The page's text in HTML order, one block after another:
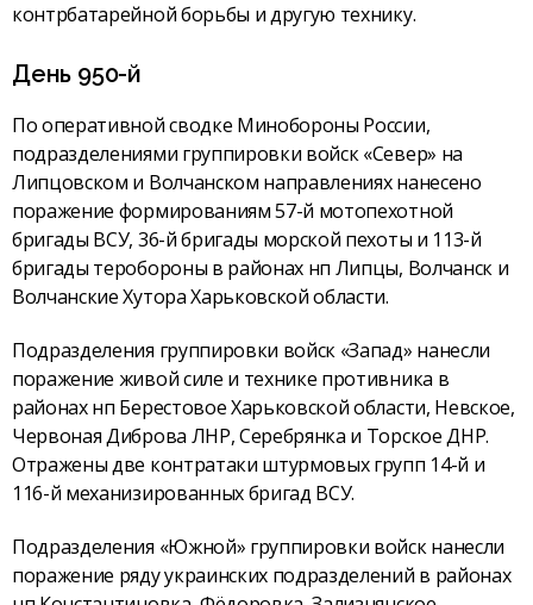
контрбатарейной борьбы и другую технику.
День 950-й
По оперативной сводке Минобороны России,
подразделениями группировки войск «Север» на
Липцовском и Волчанском направлениях нанесено
поражение формированиям 57-й мотопехотной
бригады ВСУ, 36-й бригады морской пехоты и 113-й
бригады теробороны в районах нп Липцы, Волчанск и
Волчанские Хутора Харьковской области.
Подразделения группировки войск «Запад» нанесли
поражение живой силе и технике противника в
районах нп Берестовое Харьковской области, Невское,
Червоная Диброва ЛНР, Серебрянка и Торское ДНР.
Отражены две контратаки штурмовых групп 14-й и
116-й механизированных бригад ВСУ.
Подразделения «Южной» группировки войск нанесли
поражение ряду украинских подразделений в районах